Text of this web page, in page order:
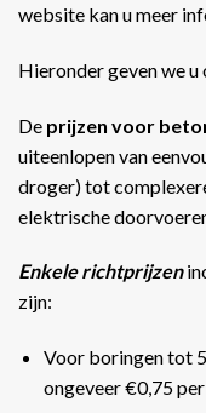
website kan u meer
Hieronder geven we
De prijzen voor
uiteenlopen van
droger) tot
elektrische
Enkele richtprijzen
zijn:
Voor boringen tot
ongeveer €0,75